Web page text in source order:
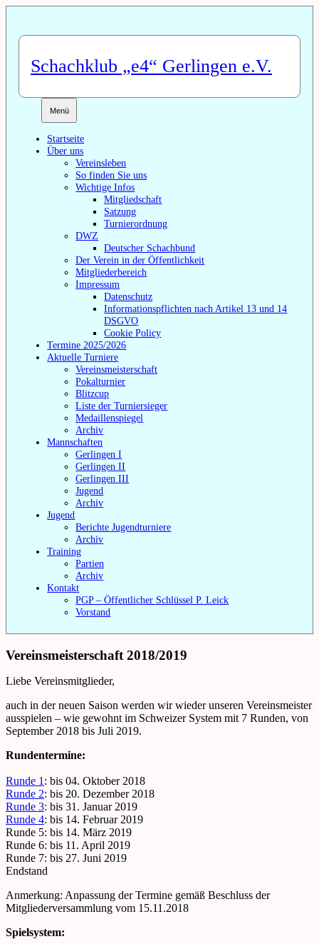
springen
Schachklub „e4“ Gerlingen e.V.
Menü
Startseite
Über uns
Vereinsleben
So finden Sie uns
Wichtige Infos
Mitgliedschaft
Satzung
Turnierordnung
DWZ
Deutscher Schachbund
Der Verein in der Öffentlichkeit
Mitgliederbereich
Impressum
Datenschutz
Informationspflichten nach Artikel 13 und 14
DSGVO
Cookie Policy
Termine 2025/2026
Aktuelle Turniere
Vereinsmeisterschaft
Pokalturnier
Blitzcup
Liste der Turniersieger
Medaillenspiegel
Archiv
Mannschaften
Gerlingen I
Gerlingen II
Gerlingen III
Jugend
Archiv
Jugend
Berichte Jugendturniere
Archiv
Training
Partien
Archiv
Kontakt
PGP – Öffentlicher Schlüssel P. Leick
Vorstand
Vereinsmeisterschaft 2018/2019
Liebe Vereinsmitglieder,
auch in der neuen Saison werden wir wieder unseren Vereinsmeister
ausspielen – wie gewohnt im Schweizer System mit 7 Runden, von
September 2018 bis Juli 2019.
Rundentermine:
Runde 1: bis 04. Oktober 2018
Runde 2: bis 20. Dezember 2018
Runde 3: bis 31. Januar 2019
Runde 4: bis 14. Februar 2019
Runde 5: bis 14. März 2019
Runde 6: bis 11. April 2019
Runde 7: bis 27. Juni 2019
Endstand
Anmerkung: Anpassung der Termine gemäß Beschluss der
Mitgliederversammlung vom 15.11.2018
Spielsystem: